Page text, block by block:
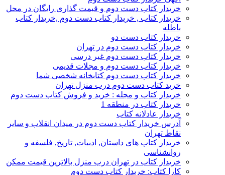
خریدار کتاب دست دوم و قیمت گذاری رایگان در محل
خریدار کتاب , خریدار کتاب دست دوم ,خریدار کتاب
باطله
خریدار کتاب دست دو
خریدار کتاب دست دوم در تهران
خریدار کتاب دست دوم غیر درسی
خریدار کتاب دست دوم و مجلات قدیمی
خریدار کتاب دست دوم کتابخانه شخصی شما
خرید کتاب دست دوم درب منزل تهران
خریدار کتاب و مجله : خرید و فروش کتاب دست دوم
خریدار کتاب در منطقه 1
خریدار عادلانه کتاب
آدرس خریدار کتاب دست دوم در میدان انقلاب و سایر
نقاط تهران
خریدار کتاب های داستان, ادبیات, تاریخ, فلسفه و
روانشناسی
خریدار کتاب در تهران درب منزل بالاترین قیمت ممکن
کارا کتاب: خریدار کتاب دست دوم